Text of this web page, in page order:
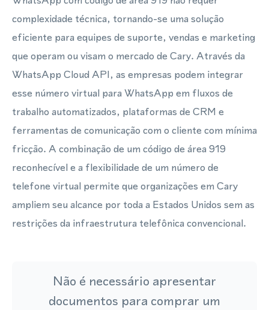
complexidade técnica, tornando-se uma solução
eficiente para equipes de suporte, vendas e marketing
que operam ou visam o mercado de Cary. Através da
WhatsApp Cloud API, as empresas podem integrar
esse número virtual para WhatsApp em fluxos de
trabalho automatizados, plataformas de CRM e
ferramentas de comunicação com o cliente com mínima
fricção. A combinação de um código de área 919
reconhecível e a flexibilidade de um número de
telefone virtual permite que organizações em Cary
ampliem seu alcance por toda a Estados Unidos sem as
restrições da infraestrutura telefônica convencional.
Não é necessário apresentar
documentos para comprar um